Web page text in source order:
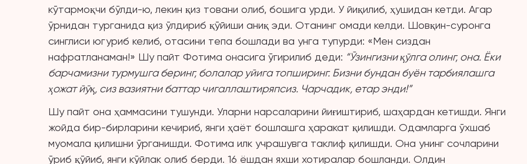
кўтармоқчи бўлди-ю, лекин қиз товани олиб, бошига урди. У йиқилиб, ҳушидан кетди. Агар
ўрнидан турганида қиз ўлдириб қўйиши аниқ эди. Отанинг омади келди. Шовқин-суронга
синглиси югуриб келиб, отасини тепа бошлади ва унга тупурди: «Мен сиздан
нафратланаман!» Шу пайт Фотима онасига ўгирилиб деди: “Ўзингизни қўлга олинг, она. Ёки
барчамизни турмушга беринг, болалар уйига топширинг. Бизни бундан буён тарбиялашга
ҳожат йўқ, сиз вазиятни баттар чигаллаштиряпсиз. Чарчадик, етар энди!”
Шу пайт она ҳаммасини тушунди. Уларни нарсаларини йиғиштириб, шаҳардан кетишди. Янги
жойда бир-бирларини кечириб, янги ҳаёт бошлашга ҳаракат қилишди. Одамларга ўхшаб
муомала қилишни ўрганишди. Фотима илк учрашувга таклиф қилишди. Она унинг сочларини
ўриб қўйиб, янги кўйлак олиб берди. 16 ёшдан яхши хотиралар бошланди. Олдин